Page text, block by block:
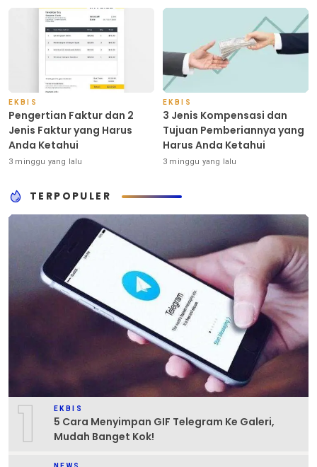
EKBIS
Pengertian Faktur dan 2
Jenis Faktur yang Harus
Anda Ketahui
3 minggu yang lalu
EKBIS
3 Jenis Kompensasi dan
Tujuan Pemberiannya yang
Harus Anda Ketahui
3 minggu yang lalu
TERPOPULER
1 EKBIS
5 Cara Menyimpan GIF Telegram Ke Galeri,
Mudah Banget Kok!